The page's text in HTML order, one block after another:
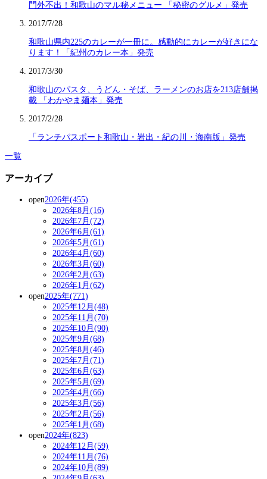
門外不出！和歌山のマル秘メニュー 「秘密のグルメ」発売
2017/7/28
和歌山県内225のカレーが一冊に。感動的にカレーが好きにな
ります！「紀州のカレー本」発売
2017/3/30
和歌山のパスタ、うどん・そば、ラーメンのお店を213店舗掲
載 「わかやま麺本」発売
2017/2/28
「ランチパスポート和歌山・岩出・紀の川・海南版」発売
一覧
アーカイブ
open2026年(455)
2026年8月(16)
2026年7月(72)
2026年6月(61)
2026年5月(61)
2026年4月(60)
2026年3月(60)
2026年2月(63)
2026年1月(62)
open2025年(771)
2025年12月(48)
2025年11月(70)
2025年10月(90)
2025年9月(68)
2025年8月(46)
2025年7月(71)
2025年6月(63)
2025年5月(69)
2025年4月(66)
2025年3月(56)
2025年2月(56)
2025年1月(68)
open2024年(823)
2024年12月(59)
2024年11月(76)
2024年10月(89)